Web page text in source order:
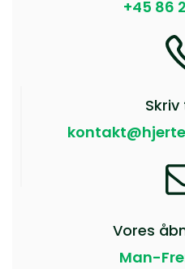
+45 86
Skriv
Vores
Man-